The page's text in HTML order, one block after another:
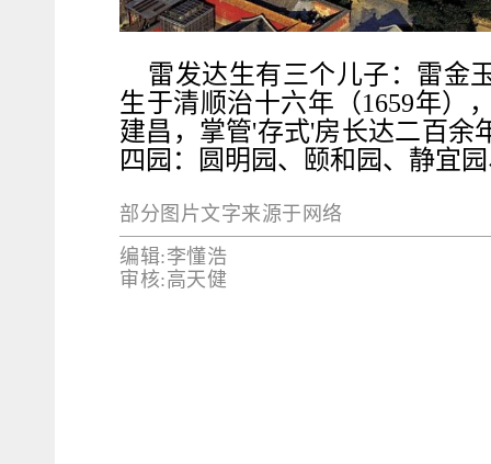
雷发达生有三个儿子：雷金
生于清顺治十六年（1659年）
建昌，掌管'存式'房长达二百余
四园：圆明园、颐和园、静宜
部分图片文字来源于网络
编辑:李懂浩
审核:高天健